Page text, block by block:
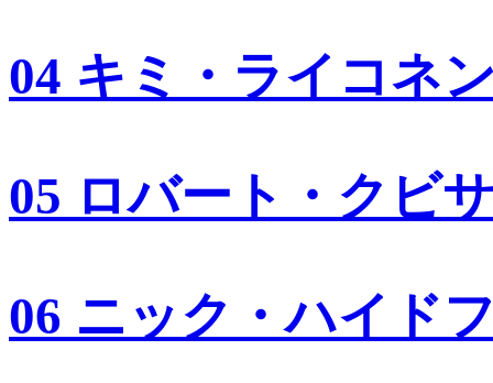
04 キミ・ライコネ
05 ロバート・クビ
06 ニック・ハイド